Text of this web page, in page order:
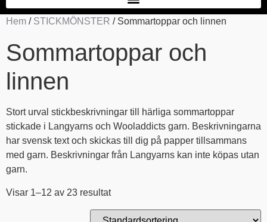
Hem / STICKMÖNSTER / Sommartoppar och linnen
Sommartoppar och
linnen
Stort urval stickbeskrivningar till härliga sommartoppar
stickade i Langyarns och Wooladdicts garn. Beskrivningarna
har svensk text och skickas till dig på papper tillsammans
med garn. Beskrivningar från Langyarns kan inte köpas utan
garn.
Visar 1–12 av 23 resultat